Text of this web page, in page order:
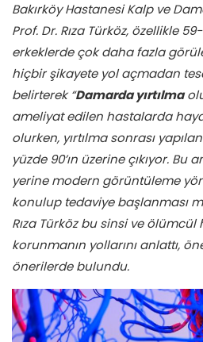
Bakırköy Hastanesi Kalp ve
Prof. Dr. Rıza Türköz, özellikle
erkeklerde çok daha fazla
hiçbir şikayete yol açmadan
belirterek “Damarda yırtılma
ameliyat edilen hastalarda
olurken, yırtılma sonrası
yüzde 90’ın üzerine çıkıyor.
yerine modern görüntüleme
konulup tedaviye başlanması
Rıza Türköz bu sinsi ve ölümcül
korunmanın yollarını anlattı,
önerilerde bulundu.